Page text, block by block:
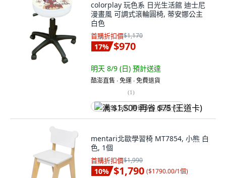
colorplay 玩色系 日光生活館 迪士尼
漫畫風 可調式滾輪圓椅, 蒂安娜公主
白色
首購折扣價$1,170
17% $970
明天 8/9 (日) 預計送達
酷澎直售 ∙ 免運 ∙ 免費退貨
(1)
满 $1,500 再省 $75 (王道卡)
mentari北歐學習椅 MT7854, 小熊 白
色, 1個
首購折扣價$1,990
10% $1,790 ($1790.00/1個)